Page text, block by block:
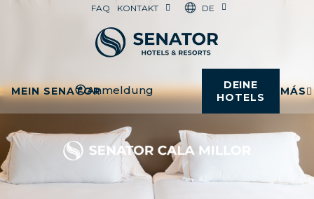
FAQ KONTAKT DE
MEIN SENATORAnmeldung
DEINE
HOTELS
MÁS